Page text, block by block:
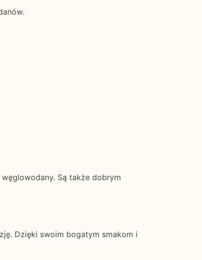
Są także dobrym
Dzięki swoim bogatym smakom i